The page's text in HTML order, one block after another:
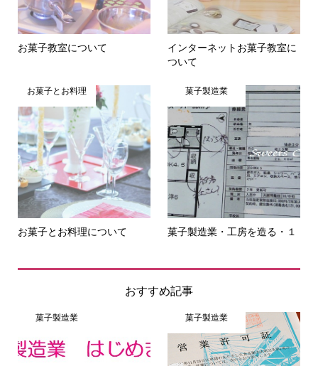
お菓子教室について
インターネットお菓子教室に
ついて
お菓子とお料理
お菓子とお料理について
菓子製造業
菓子製造業・工房を造る・１
おすすめ記事
菓子製造業 菓子製造業